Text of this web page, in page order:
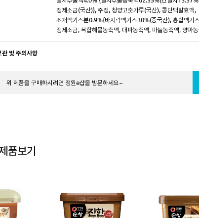
정제소금(국산)}, 주정, 청양고춧가루(국산), 콩단백발효액,
조개엑기스분0.9%{바지락엑기스30%(중국산), 홍합엑기
정제소금, 복합해물농축액, 대파농축액, 마늘농축액, 양파
관 및 주의사항
위 제품을 구매하시려면 정원e샵을 방문하세요~
품보기